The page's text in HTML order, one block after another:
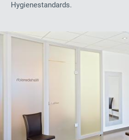
Hygienestandards.